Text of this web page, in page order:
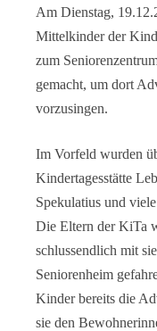
Am Dienstag,
Mittelkinder der
zum
gemacht, um dort
vorzusingen.
Im Vorfeld wurden
Kindertagesstätte
Spekulatius und
Die Eltern der KiTa
schlussendlich mit
Seniorenheim
Kinder bereits die
sie den